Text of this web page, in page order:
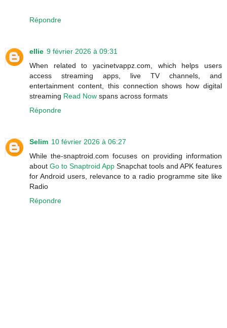
Répondre
ellie 9 février 2026 à 09:31
When related to yacinetvappz.com, which helps users
access streaming apps, live TV channels, and
entertainment content, this connection shows how digital
streaming Read Now spans across formats
Répondre
Selim 10 février 2026 à 06:27
While the-snaptroid.com focuses on providing information
about Go to Snaptroid App Snapchat tools and APK features
for Android users, relevance to a radio programme site like
Radio
Répondre